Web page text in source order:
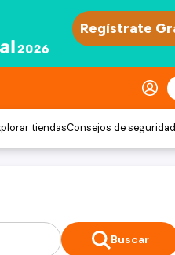
tiendasConsejos de seguridad
Buscar